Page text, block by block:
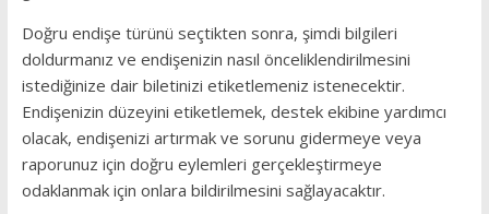
Doğru endişe türünü seçtikten sonra, şimdi bilgileri
doldurmanız ve endişenizin nasıl önceliklendirilmesini
istediğinize dair biletinizi etiketlemeniz istenecektir.
Endişenizin düzeyini etiketlemek, destek ekibine yardımcı
olacak, endişenizi artırmak ve sorunu gidermeye veya
raporunuz için doğru eylemleri gerçekleştirmeye
odaklanmak için onlara bildirilmesini sağlayacaktır.